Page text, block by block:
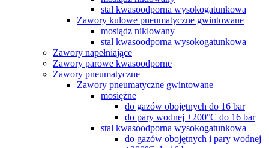
stal kwasoodporna wysokogatunkowa
Zawory kulowe pneumatyczne gwintowane
mosiądz niklowany
stal kwasoodporna wysokogatunkowa
Zawory napełniające
Zawory parowe kwasoodporne
Zawory pneumatyczne
Zawory pneumatyczne gwintowane
mosiężne
do gazów obojętnych do 16 bar
do pary wodnej +200°C do 16 bar
stal kwasoodporna wysokogatunkowa
do gazów obojętnych i pary wodnej